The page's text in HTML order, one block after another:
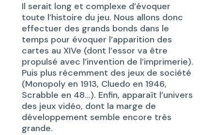
Il serait long et complexe d’évoquer
toute l’histoire du jeu. Nous allons donc
effectuer des grands bonds dans le
temps pour évoquer l’apparition des
cartes au XIVe (dont l’essor va être
propulsé avec l’invention de l’imprimerie).
Puis plus récemment des jeux de société
(Monopoly en 1913, Cluedo en 1946,
Scrabble en 48…). Enfin, apparaît l’univers
des jeux vidéo, dont la marge de
développement semble encore très
grande.